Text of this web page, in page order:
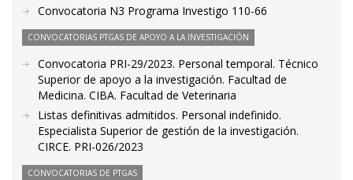
Convocatoria N3 Programa Investigo 110-66
CONVOCATORIAS PTGAS DE APOYO A LA INVESTIGACIÓN
Convocatoria PRI-29/2023. Personal temporal. Técnico
Superior de apoyo a la investigación. Facultad de
Medicina. CIBA. Facultad de Veterinaria
Listas definitivas admitidos. Personal indefinido.
Especialista Superior de gestión de la investigación.
CIRCE. PRI-026/2023
CONVOCATORIAS DE PTGAS